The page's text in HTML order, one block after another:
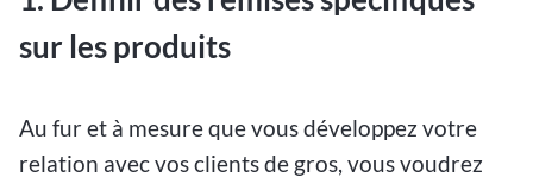
sur les produits
Au fur et à mesure que vous développez votre
relation avec vos clients de gros, vous voudrez